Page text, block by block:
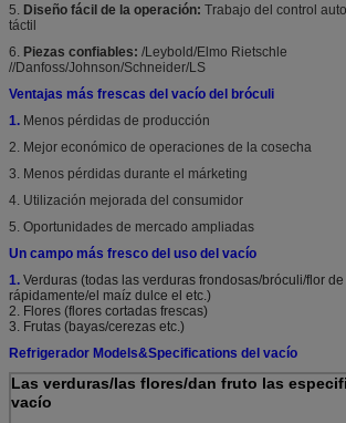
5. Diseño fácil de la operación: Trabajo del control
táctil
6. Piezas confiables: /Leybold/Elmo Rietschle
//Danfoss/Johnson/Schneider/LS
Ventajas más frescas del vacío del bróculi
1. Menos pérdidas de producción
2. Mejor económico de operaciones de la cosecha
3. Menos pérdidas durante el márketing
4. Utilización mejorada del consumidor
5. Oportunidades de mercado ampliadas
Un campo más fresco del uso del vacío
1. Verduras (todas las verduras frondosas/bróculi/flor
rápidamente/el maíz dulce el etc.)
2. Flores (flores cortadas frescas)
3. Frutas (bayas/cerezas etc.)
Refrigerador Models&Specifications del vacío
Las verduras/las flores/dan fruto las
vacío